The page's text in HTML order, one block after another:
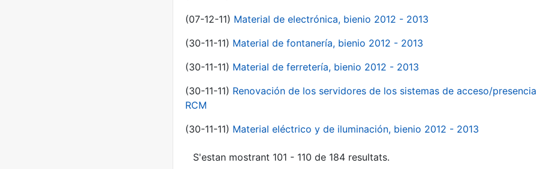
(07-12-11) Material de electrónica, bienio 2012 - 2013
(30-11-11) Material de fontanería, bienio 2012 - 2013
(30-11-11) Material de ferretería, bienio 2012 - 2013
(30-11-11) Renovación de los servidores de los sistemas de acceso/
RCM
(30-11-11) Material eléctrico y de iluminación, bienio 2012 - 2013
S'estan mostrant 101 - 110 de 184 resultats.